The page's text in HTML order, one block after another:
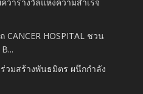
HOSPITAL ชวน
ร่วมสร้างพันธมิตร ผนึกกำลัง